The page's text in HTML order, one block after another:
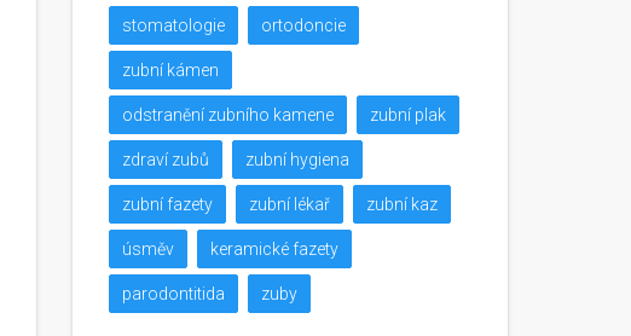
stomatologie ortodoncie
zubní kámen
odstranění zubního kamene zubní plak
zdraví zubů zubní hygiena
zubní fazety zubní lékař zubní kaz
úsměv keramické fazety
parodontitida zuby